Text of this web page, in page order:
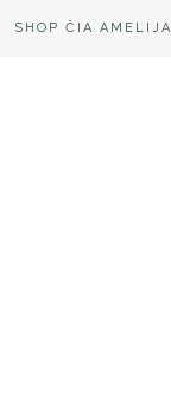
SHOP ČIA AMELIJA